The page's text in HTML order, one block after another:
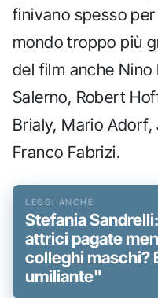
finivano spesso
mondo troppo più
del film anche
Salerno, Robert
Brialy, Mario
Franco Fabrizi.
Stefania
attrici pagate
colleghi maschi?
umiliante"